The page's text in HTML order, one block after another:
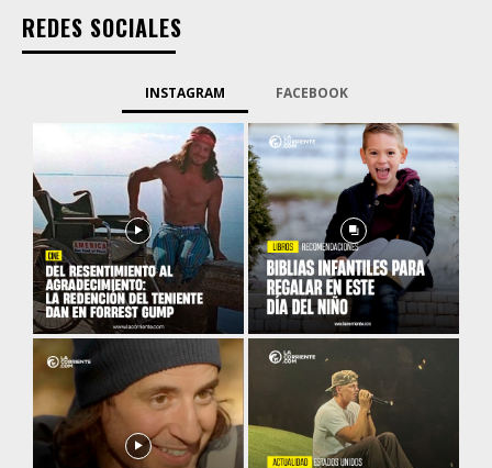
REDES SOCIALES
INSTAGRAM FACEBOOK